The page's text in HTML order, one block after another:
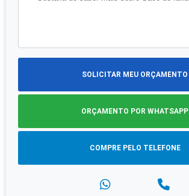
SOLICITAR MEU ORÇAMENTO
ORÇAMENTO POR WHATSAPP
COMPRE PELO TELEFONE